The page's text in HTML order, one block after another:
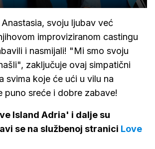
svoju ljubav već
improviziranom castingu
i nasmijali! "Mi smo svoju
zaključuje ovaj simpatični
svima koje će ući u vilu na
puno sreće i dobre zabave!
Island Adria' i dalje su
se na službenoj stranici Love